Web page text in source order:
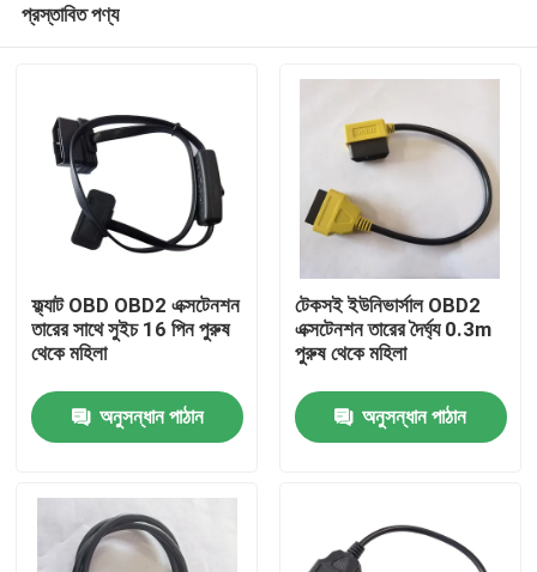
প্রস্তাবিত পণ্য
ফ্ল্যাট OBD OBD2 এক্সটেনশন
তারের সাথে সুইচ 16 পিন পুরুষ
থেকে মহিলা
অনুসন্ধান পাঠান
টেকসই ইউনিভার্সাল OBD2
এক্সটেনশন তারের দৈর্ঘ্য 0.3m
পুরুষ থেকে মহিলা
অনুসন্ধান পাঠান